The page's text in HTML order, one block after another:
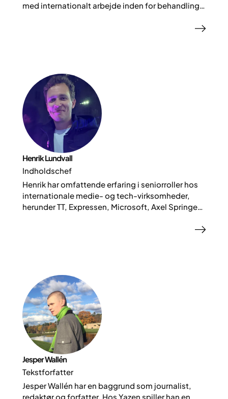
med internationalt arbejde inden for behandling,
President of Public Relations hos Yazen, hvor han
Henrik Lundvall
Indholdschef
Henrik har omfattende erfaring i seniorroller hos
internationale medie- og tech-virksomheder,
herunder TT, Expressen, Microsoft, Axel Springer
med ansvar for strategi, marketing og indhold i
Jesper Wallén
Tekstforfatter
Jesper Wallén har en baggrund som journalist,
redaktør og forfatter. Hos Yazen spiller han en